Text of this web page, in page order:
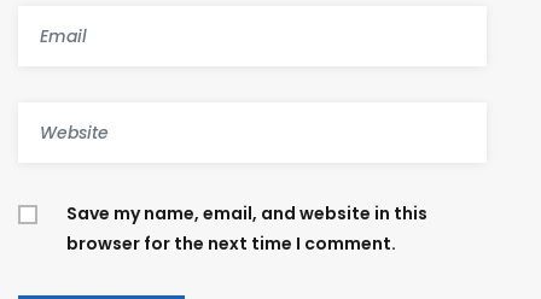
Save my name, email, and website in this
browser for the next time I comment.